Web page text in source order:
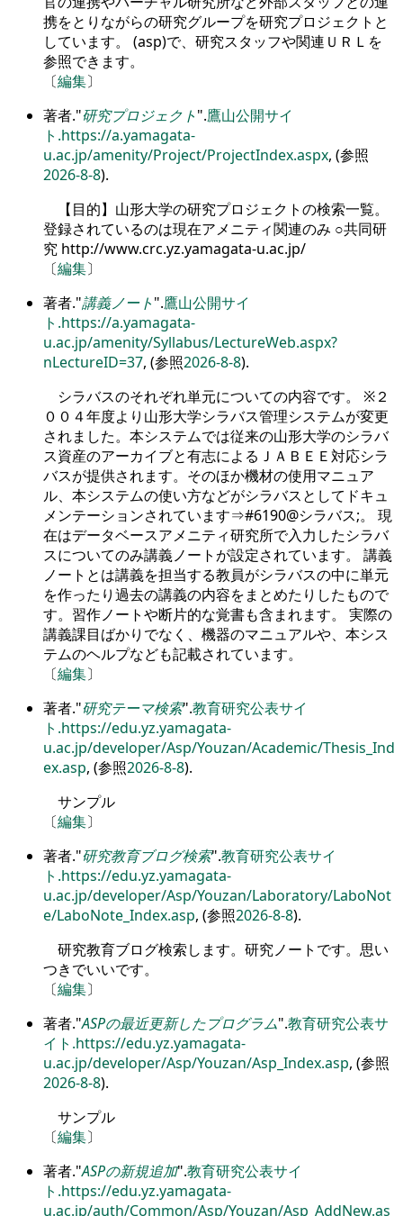
携をとりながらの研究グループを研究プロジェクトと
しています。 (asp)で、研究スタッフや関連ＵＲＬを
参照できます。
〔編集〕
著者. 研究プロジェクト .鷹山公開サイ
ト.https://a.yamagata-
u.ac.jp/amenity/Project/ProjectIndex.aspx, (参照
2026-8-8).
【目的】山形大学の研究プロジェクトの検索一覧。
登録されているのは現在アメニティ関連のみ ○共同研
究 http://www.crc.yz.yamagata-u.ac.jp/
〔編集〕
著者. 講義ノート .鷹山公開サイ
ト.https://a.yamagata-
u.ac.jp/amenity/Syllabus/LectureWeb.aspx?
nLectureID=37, (参照2026-8-8).
シラバスのそれぞれ単元についての内容です。 ※２
００４年度より山形大学シラバス管理システムが変更
されました。本システムでは従来の山形大学のシラバ
ス資産のアーカイブと有志によるＪＡＢＥＥ対応シラ
バスが提供されます。そのほか機材の使用マニュア
ル、本システムの使い方などがシラバスとしてドキュ
メンテーションされています⇒#6190@シラバス;。 現
在はデータベースアメニティ研究所で入力したシラバ
スについてのみ講義ノートが設定されています。 講義
ノートとは講義を担当する教員がシラバスの中に単元
を作ったり過去の講義の内容をまとめたりしたもので
す。習作ノートや断片的な覚書も含まれます。 実際の
講義課目ばかりでなく、機器のマニュアルや、本シス
テムのヘルプなども記載されています。
〔編集〕
著者. 研究テーマ検索 .教育研究公表サイ
ト.https://edu.yz.yamagata-
u.ac.jp/developer/Asp/Youzan/Academic/Thesis_Ind
ex.asp, (参照2026-8-8).
サンプル
〔編集〕
著者. 研究教育ブログ検索 .教育研究公表サイ
ト.https://edu.yz.yamagata-
u.ac.jp/developer/Asp/Youzan/Laboratory/LaboNot
e/LaboNote_Index.asp, (参照2026-8-8).
研究教育ブログ検索します。研究ノートです。思い
つきでいいです。
〔編集〕
著者. ASPの最近更新したプログラム .教育研究公表サ
イト.https://edu.yz.yamagata-
u.ac.jp/developer/Asp/Youzan/Asp_Index.asp, (参照
2026-8-8).
サンプル
〔編集〕
著者. ASPの新規追加 .教育研究公表サイ
ト.https://edu.yz.yamagata-
u.ac.jp/auth/Common/Asp/Youzan/Asp_AddNew.as